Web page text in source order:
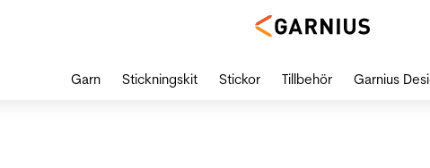
Garn Stickningskit Stickor Tillbehör Garnius